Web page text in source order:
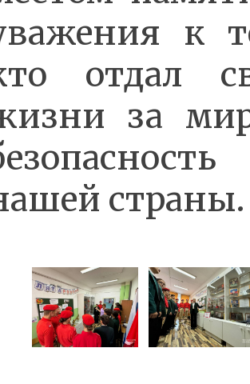
к
отдал
за
страны.